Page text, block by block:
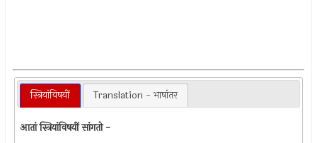
स्त्रियांविषयीं Translation - भाषांतर
आतां स्त्रियांविषयीं सांगतो -